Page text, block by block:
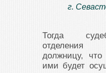
г.
Тогда
отделения
должницу,
ими будет